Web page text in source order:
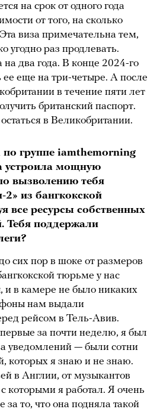
на срок от одного года
от того, на сколько
виза примечательна тем,
угодно раз продлевать.
на два года. В конце 2024-го
еще на три-четыре. А после
в течение пяти лет
британский паспорт.
в Великобритании.
группе iamthemorning
устроила мощную
вызволению тебя
из бангкокской
все ресурсы собственных
Тебя поддержали
сих пор в шоке от размеров
тюрьме у нас
и в камере не было никаких
нам выдали
рейсом в Тель-Авив.
за почти неделю, я был
уведомлений — были сотни
которых я знаю и не знаю.
в Англии, от музыкантов
которыми я работал. Я очень
то, что она подняла такой